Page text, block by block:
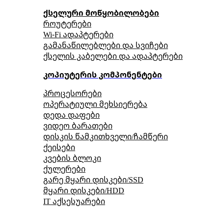
ქსელური მოწყობილობები
როუტერები
Wi-Fi ადაპტერები
გამანაწილებლები და სვიჩები
ქსელის კაბელები და ადაპტერები
კოპიუტერის კომპონენტები
პროცესორები
ოპერატიული მეხსიერება
დედა დაფები
ვიდეო ბარათები
დისკის წამკითხველი/ჩამწერი
ქეისები
კვების ბლოკი
ქულერები
გარე მყარი დისკები/SSD
მყარი დისკები/HDD
IT აქსესუარები